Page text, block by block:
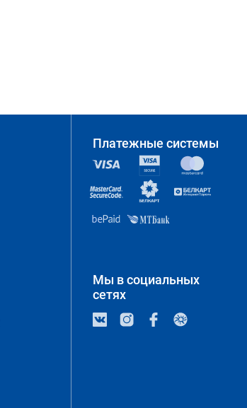
Платежные системы
Мы в социальных
сетях